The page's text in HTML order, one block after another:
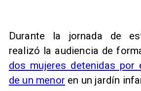
Durante la jornada de
realizó la audiencia de
dos mujeres detenidas por
de un menor en un jardín